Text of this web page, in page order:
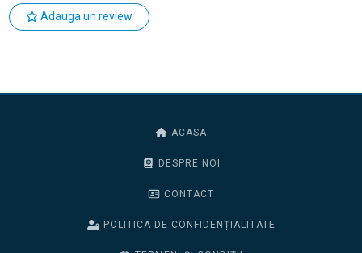
Adauga un review
ACASA
DESPRE NOI
CONTACT
POLITICA DE CONFIDENȚIALITATE